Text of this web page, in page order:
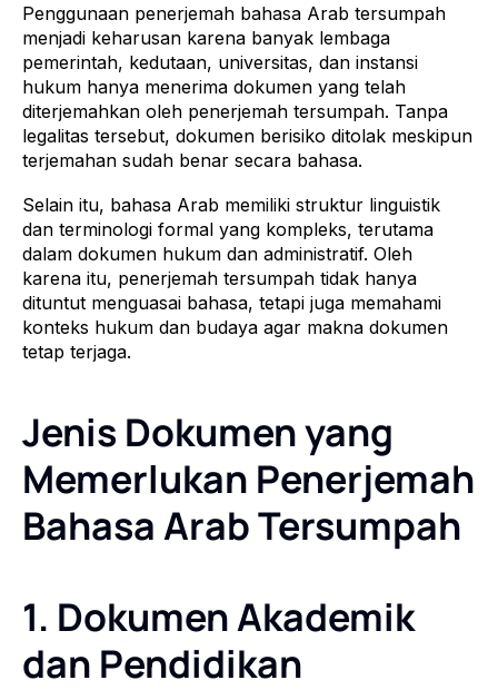
Penggunaan penerjemah bahasa Arab tersumpah
menjadi keharusan karena banyak lembaga
pemerintah, kedutaan, universitas, dan instansi
hukum hanya menerima dokumen yang telah
diterjemahkan oleh penerjemah tersumpah. Tanpa
legalitas tersebut, dokumen berisiko ditolak meskipun
terjemahan sudah benar secara bahasa.
Selain itu, bahasa Arab memiliki struktur linguistik
dan terminologi formal yang kompleks, terutama
dalam dokumen hukum dan administratif. Oleh
karena itu, penerjemah tersumpah tidak hanya
dituntut menguasai bahasa, tetapi juga memahami
konteks hukum dan budaya agar makna dokumen
tetap terjaga.
Jenis Dokumen yang
Memerlukan Penerjemah
Bahasa Arab Tersumpah
1. Dokumen Akademik
dan Pendidikan